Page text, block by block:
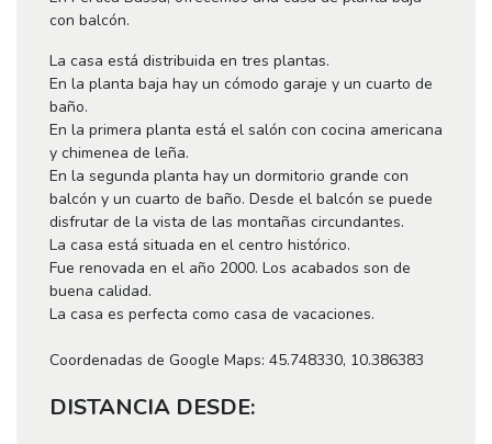
con balcón.
La casa está distribuida en tres plantas.
En la planta baja hay un cómodo garaje y un cuarto de
baño.
En la primera planta está el salón con cocina americana
y chimenea de leña.
En la segunda planta hay un dormitorio grande con
balcón y un cuarto de baño. Desde el balcón se puede
disfrutar de la vista de las montañas circundantes.
La casa está situada en el centro histórico.
Fue renovada en el año 2000. Los acabados son de
buena calidad.
La casa es perfecta como casa de vacaciones.
Coordenadas de Google Maps: 45.748330, 10.386383
DISTANCIA DESDE: